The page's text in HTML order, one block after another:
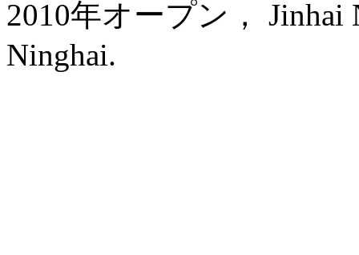
2010年オープン， Jinhai
Ninghai.